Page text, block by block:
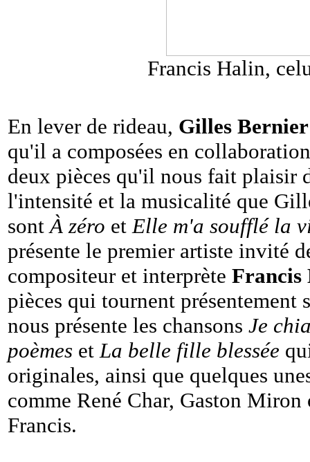
Francis Halin,
En lever de rideau, Gilles Bernier
qu'il a composées en
deux pièces qu'il nous fait plaisir
l'intensité et la musicalité que
sontÀ zéro etElle m'a soufflé la
présente le premier artiste invité
compositeur et interprète Francis
pièces qui tournent présentement
nous présente les chansons Je
poèmes etLa belle fille blessée
originales, ainsi que quelques
comme René Char, Gaston
Francis.